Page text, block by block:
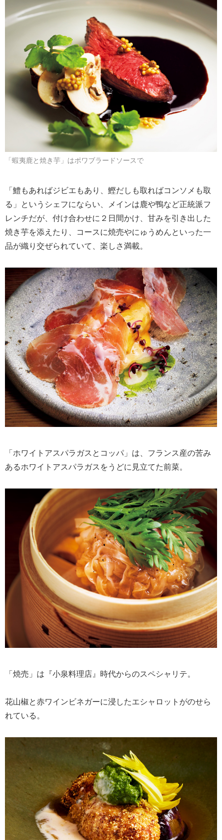
「蝦夷鹿と焼き芋」はポワブラードソースで
「鱧もあればジビエもあり、鰹だしも取ればコンソメも取
る」というシェフにならい、メインは鹿や鴨など正統派フ
レンチだが、付け合わせに２日間かけ、甘みを引き出した
焼き芋を添えたり、コースに焼売やにゅうめんといった一
品が織り交ぜられていて、楽しさ満載。
「ホワイトアスパラガスとコッパ」は、フランス産の苦み
あるホワイトアスパラガスをうどに見立てた前菜。
「焼売」は『小泉料理店』時代からのスペシャリテ。
花山椒と赤ワインビネガーに浸したエシャロットがのせら
れている。